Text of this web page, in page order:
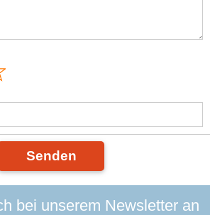
Senden
bei unserem Newsletter an